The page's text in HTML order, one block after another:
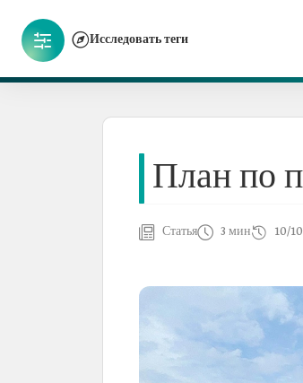
Исследовать теги
План по
Статья 3 мин 10/